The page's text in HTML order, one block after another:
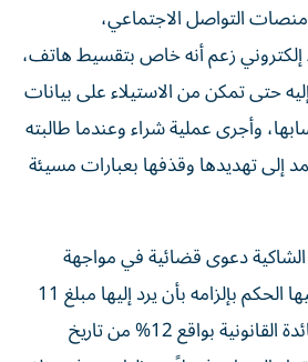
التواصل الاجتماعي،
إلكتروني زعم أنه خاص بتقسيط هاتف،
حتى تمكن من الاستيلاء على بيانات
وأجرى عملية شراء وعندما طالبته
إلى تهديدها وقذفها بعبارات مسيئة
دعوى قضائية في مواجهة
المشكو ضده، طلبت فيها الحكم بإلزامه بأن يرد إليها مبلغ 11
ألفاً و676 درهماً مع الفائدة القانونية بواقع 12% من تاريخ